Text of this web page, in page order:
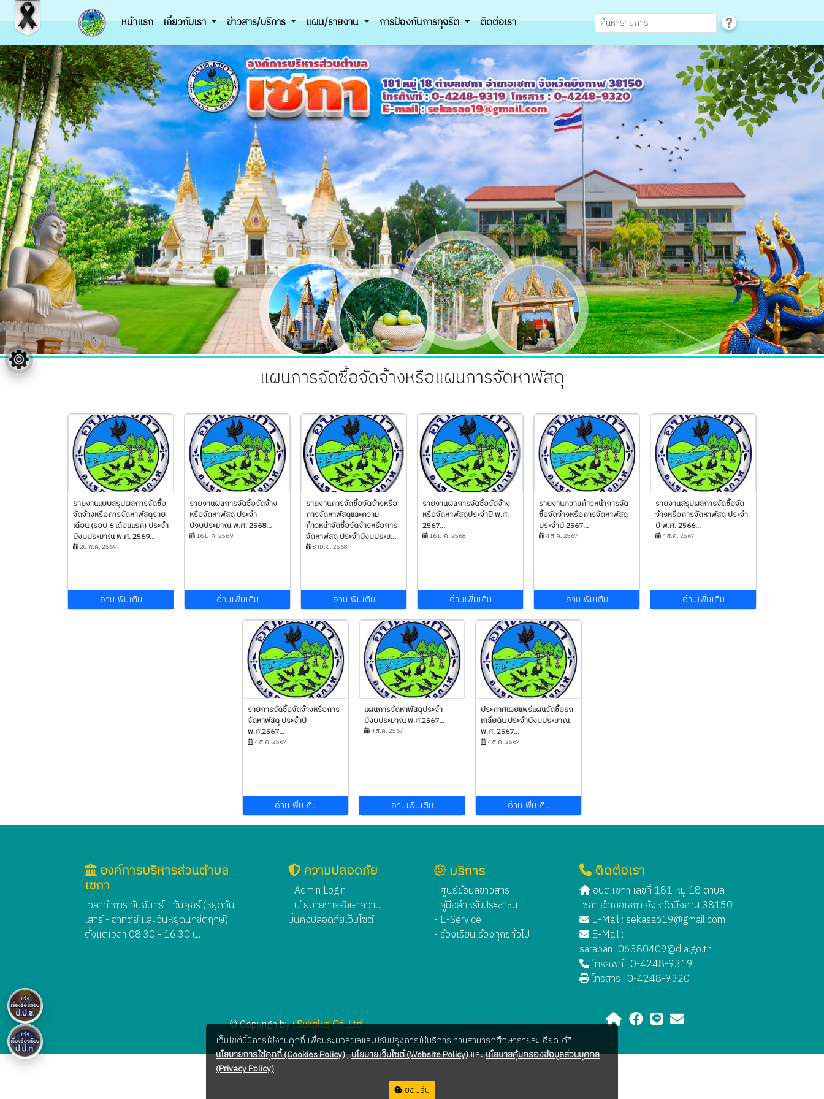
หน้าแรก เกี่ยวกับเรา ข่าวสาร/บริการ แผน/รายงาน การป้องกันการทุจริต ติดต่อเรา
แผนการจัดซื้อจัดจ้างหรือแผนการจัดหาพัสดุ
รายงานแบบสรุปผลการจัดซื้อ
จัดจ้างหรือการจัดหาพัสดุราย
เดือน (รอบ 6 เดือนแรก) ประจำ
ปีงบประมาณ พ.ศ. 2569...
20 พ.ค. 2569
อ่านเพิ่มเติม
รายงานผลการจัดซื้อจัดจ้าง
หรือจัดหาพัสดุ ประจำ
ปีงบประมาณ พ.ศ. 2568...
16 ม.ค. 2569
อ่านเพิ่มเติม
รายงานการจัดซื้อจัดจ้างหรือ
การจัดหาพัสดุและความ
ก้าวหน้าจัดซื้อจัดจ้างหรือการ
จัดหาพัสดุ ประจำปีงบประม...
8 เม.ย. 2568
อ่านเพิ่มเติม
รายงานผลการจัดซื้อจัดจ้าง
หรือจัดหาพัสดุประจำปี พ.ศ.
2567...
16 ม.ค. 2568
อ่านเพิ่มเติม
รายงานความก้าวหน้าการจัด
ซื้อจัดจ้างหรือการจัดหาพัสดุ
ประจำปี 2567...
4 ส.ค. 2567
อ่านเพิ่มเติม
รายงานสรุปผลการจัดซื้อจัด
จ้างหรือการจัดหาพัสดุ ประจำ
ปี พ.ศ. 2566...
4 ส.ค. 2567
อ่านเพิ่มเติม
รายการจัดซื้อจัดจ้างหรือการ
จัดหาพัสดุ ประจำปี
พ.ศ.2567...
4 ส.ค. 2567
อ่านเพิ่มเติม
แผนการจัดหาพัสดุประจำ
ปีงบประมาณ พ.ศ.2567...
4 ส.ค. 2567
อ่านเพิ่มเติม
ประกาศเผยแพร่แผนจัดซื้อรถ
เกลี่ยดิน ประจำปีงบประมาณ
พ.ศ. 2567...
4 ส.ค. 2567
อ่านเพิ่มเติม
องค์การบริหารส่วนตำบล
เซกา
เวลาทำการ วันจันทร์ - วันศุกร์ (หยุดวัน
เสาร์ - อาทิตย์ และวันหยุดนักขัตฤกษ์)
ตั้งแต่เวลา 08.30 - 16.30 น.
ความปลอดภัย
- Admin Login
- นโยบายการรักษาความ
มั่นคงปลอดภัยเว็บไซต์
บริการ
- ศูนย์ข้อมูลข่าวสาร
- คู่มือสำหรับประชาชน
- E-Service
- ร้องเรียน ร้องทุกข์ทั่วไป
ติดต่อเรา
อบต.เซกา เลขที่ 181 หมู่ 18 ตำบล
เซกา อำเภอเซกา จังหวัดบึงกาฬ 38150
E-Mail : sekasao19@gmail.com
E-Mail :
saraban_06380409@dla.go.th
โทรศัพท์ : 0-4248-9319
โทรสาร : 0-4248-9320
© Copyrigh by :Sukplus Co.,Ltd
เว็บไซต์นี้มีการใช้งานคุกกี้ เพื่อประมวลผลและปรับปรุงการให้บริการ ท่านสามารถศึกษารายละเอียดได้ที่
นโยบายการใช้คุกกี้ (Cookies Policy),นโยบายเว็บไซต์ (Website Policy)และนโยบายคุ้มครองข้อมูลส่วนบุคคล
(Privacy Policy)
ยอมรับ